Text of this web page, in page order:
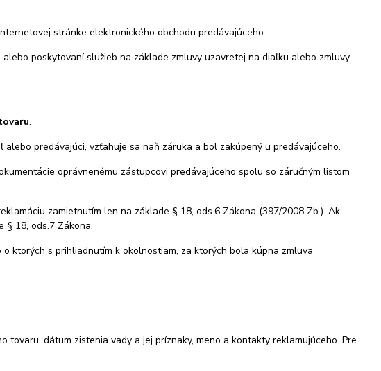
stránke elektronického obchodu predávajúceho.
poskytovaní služieb na základe zmluvy uzavretej na diaľku alebo zmluvy
.
predávajúci, vzťahuje sa naň záruka a bol zakúpený u predávajúceho.
oprávnenému zástupcovi predávajúceho spolu so záručným listom
zamietnutím len na základe § 18, ods.6 Zákona (397/2008 Zb.). Ak
§ 18, ods.7 Zákona.
ktorých s prihliadnutím k okolnostiam, za ktorých bola kúpna zmluva
tovaru, dátum zistenia vady a jej príznaky, meno a kontakty reklamujúceho. Pre